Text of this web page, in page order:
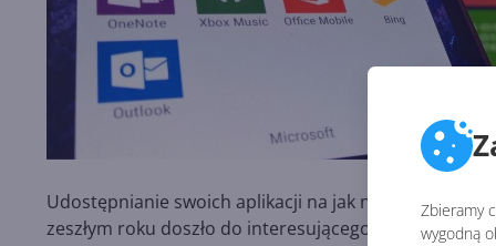
Zbieramy
wygodną
Udostępnianie swoich aplikacji na jak największej
zeszłym roku doszło do interesującego partnerstwa